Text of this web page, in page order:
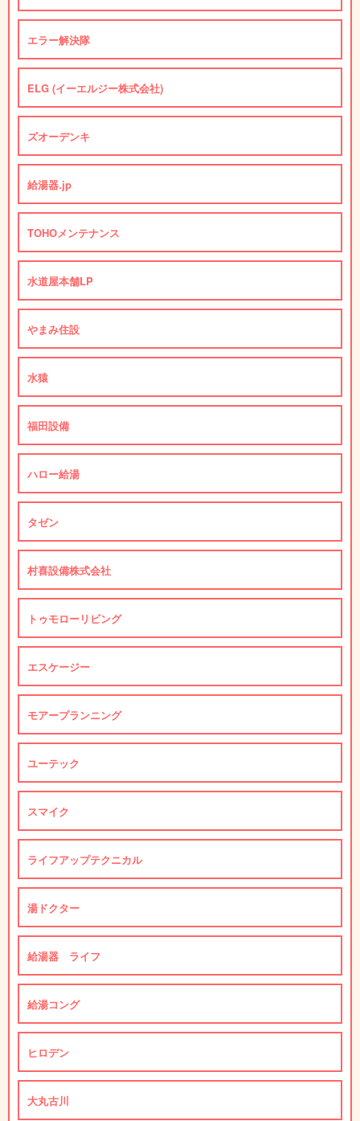
エラー解決隊
ELG (イーエルジー株式会社)
ズオーデンキ
給湯器.jp
TOHOメンテナンス
水道屋本舗LP
やまみ住設
水猿
福田設備
ハロー給湯
タゼン
村喜設備株式会社
トゥモローリビング
エスケージー
モアープランニング
ユーテック
スマイク
ライフアップテクニカル
湯ドクター
給湯器 ライフ
給湯コング
ヒロデン
大丸古川